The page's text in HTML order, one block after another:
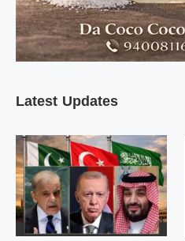
Latest Updates